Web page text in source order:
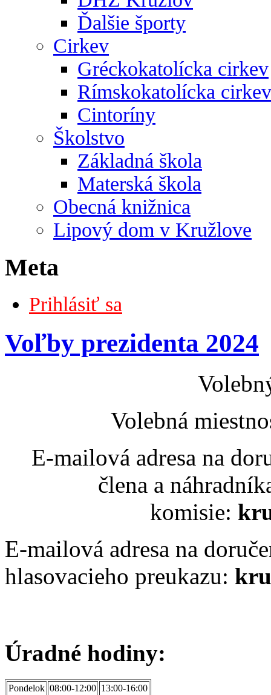
Ďalšie športy
Cirkev
Gréckokatolícka cirkev
Rímskokatolícka cirkev
Cintoríny
Školstvo
Základná škola
Materská škola
Obecná knižnica
Lipový dom v Kružlove
Meta
Prihlásiť sa
Voľby prezidenta 2024
Volebná
E-mailová adresa na
člena a
komisie:
E-mailová adresa na
hlasovacieho preukazu:
Úradné hodiny:
Pondelok 08:00-12:00 13:00-16:00